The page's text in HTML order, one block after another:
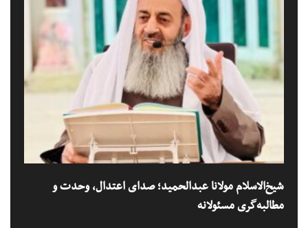
شیخ‌الاسلام مولانا عبدالحمید؛ صدای اعتدال، وحدت و
مطالبه‌گری مسئولانه